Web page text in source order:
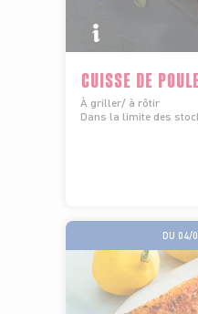
CUISSE DE
À griller/ à rôtir
Dans la limite des
DU 04/